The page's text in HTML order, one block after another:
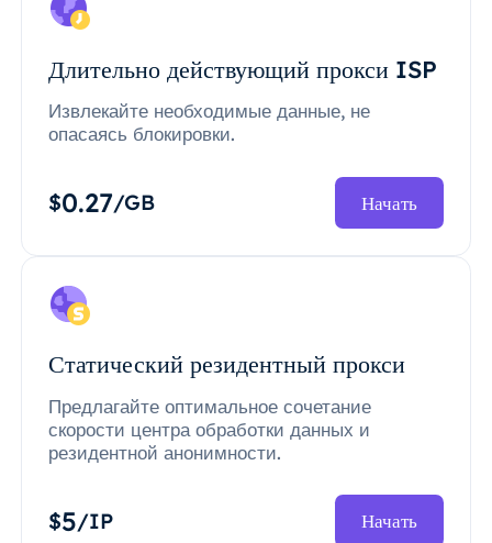
Длительно действующий прокси ISP
Извлекайте необходимые данные, не
опасаясь блокировки.
$0.27/GB Начать
Статический резидентный прокси
Предлагайте оптимальное сочетание
скорости центра обработки данных и
резидентной анонимности.
$5/IP Начать